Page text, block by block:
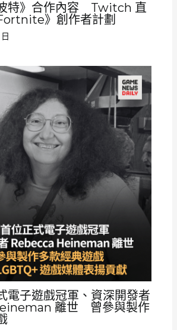
特》合作內容 Twitch 直
》創作者計劃
電子遊戲冠軍、資深開發者
離世 曾參與製作